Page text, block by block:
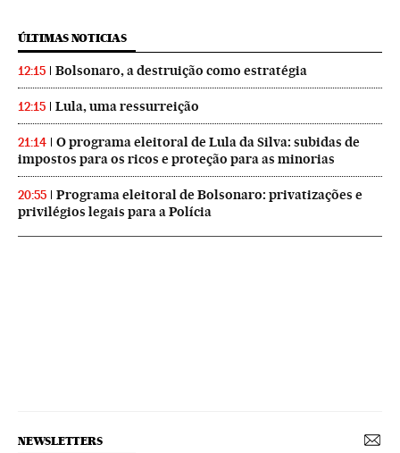
ÚLTIMAS NOTICIAS
12:15 Bolsonaro, a destruição como estratégia
12:15 Lula, uma ressurreição
21:14
O programa eleitoral de Lula da Silva: subidas de
impostos para os ricos e proteção para as minorias
20:55
Programa eleitoral de Bolsonaro: privatizações e
privilégios legais para a Polícia
NEWSLETTERS